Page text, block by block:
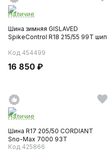
Наличие
Шина зимняя GISLAVED
SpikeControl R18 215/55 99T шип
Код 454499
16 850 ₽
Наличие
Шина R17 205/50 CORDIANT
Sno-Max 7000 93T
Код 425866